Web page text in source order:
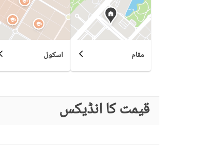
کمیونٹی لان یا گارڈن
فرسٹ ایڈ یا میڈیکل سنٹر
بار بی کیو کا حصہ
دیگر کمیونٹی کی سہولیات
تفریح اور صحت
لان یا باغ
مقام اسکول
قیمت کا انڈیکس